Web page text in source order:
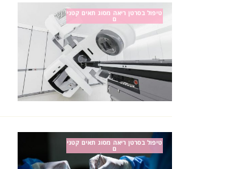
טיפול בסרטן ריאה מסוג תאים קטני
ם
טיפול בסרטן ריאה מסוג תאים קטני
ם